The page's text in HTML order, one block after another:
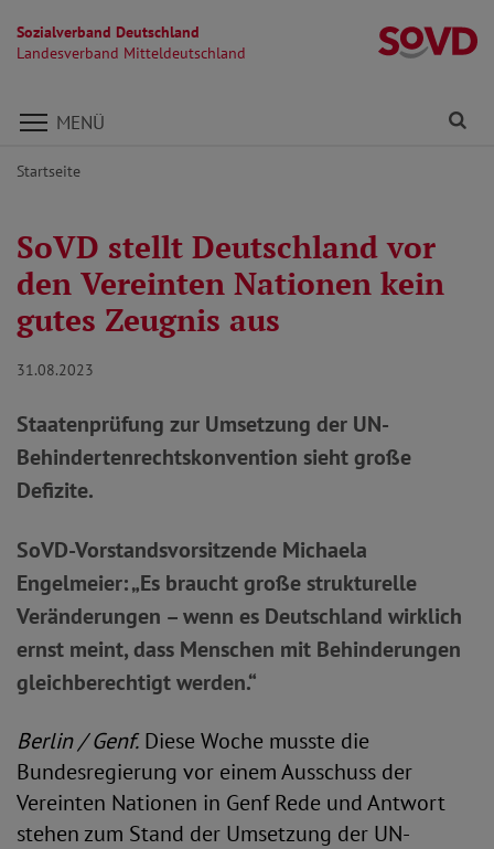
Sozialverband Deutschland
Landesverband Mitteldeutschland
Direkt zu den Inhalten springen
MENÜ
Startseite
SoVD stellt Deutschland vor
den Vereinten Nationen kein
gutes Zeugnis aus
31.08.2023
Staatenprüfung zur Umsetzung der UN-
Behindertenrechtskonvention sieht große
Defizite.
SoVD-Vorstandsvorsitzende Michaela
Engelmeier: „Es braucht große strukturelle
Veränderungen – wenn es Deutschland wirklich
ernst meint, dass Menschen mit Behinderungen
gleichberechtigt werden.“
Berlin / Genf.Diese Woche musste die
Bundesregierung vor einem Ausschuss der
Vereinten Nationen in Genf Rede und Antwort
stehen zum Stand der Umsetzung der UN-